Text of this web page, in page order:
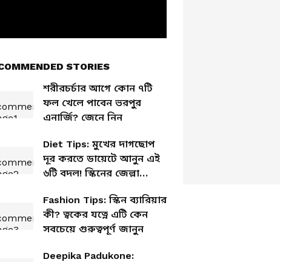
STORIES
শরীরচর্চার আগে কোন ৭টি
ফল খেলে পাবেন ভরপুর
এনার্জি? জেনে নিন
Diet Tips: মুখের দাগছোপ
দূর করতে ডায়েটে আনুন এই
৬টি বদল! স্কিনের জেল্লা
Fashion Tips: স্কিন ব্যারিয়ার
কী? ত্বকের যত্নে এটি কেন
সবচেয়ে গুরুত্বপূর্ণ জানুন
Deepika Padukone: